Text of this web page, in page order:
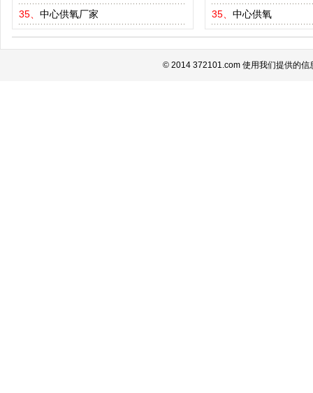
35、 中心供氧厂家
35、 中心供氧
© 2014 372101.com 使用我们提供的信